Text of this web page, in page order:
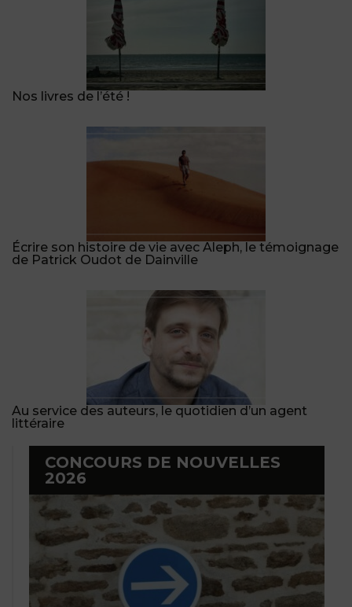
Nos livres de l’été !
Écrire son histoire de vie avec Aleph, le témoignage
de Patrick Oudot de Dainville
Au service des auteurs, le quotidien d’un agent
littéraire
CONCOURS DE NOUVELLES
2026